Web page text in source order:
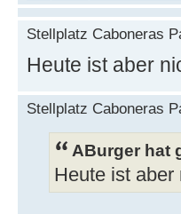
Stellplatz Caboneras
Heute ist aber
Stellplatz Caboneras
ABurger hat
Heute ist aber